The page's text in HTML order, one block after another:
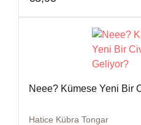
Neee? Kümese Yeni Bir
Hatice Kübra Tongar